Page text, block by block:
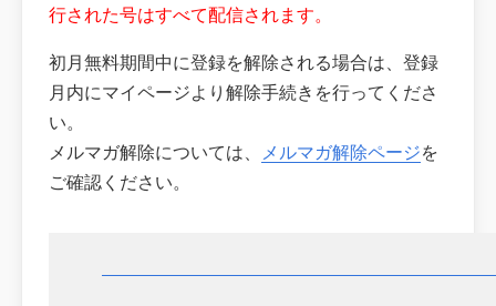
行された号はすべて配信されます。
初月無料期間中に登録を解除される場合は、登録
月内にマイページより解除手続きを行ってくださ
い。
メルマガ解除については、
メルマガ解除ページを
ご確認ください。